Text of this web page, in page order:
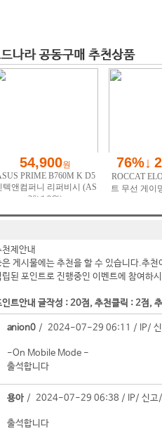
천제안내
은 게시물에는 추천을 할 수 있습니다.추
립된 포인트로 진행중인 이벤트에 참여하
인트안내 글작성 : 20점, 추천클릭 : 2점,
anion0 / 2024-07-29 06:11 / IP/
-On Mobile Mode -
출석합니다
용아 / 2024-07-29 06:38 / IP/ 신고/
출석합니다